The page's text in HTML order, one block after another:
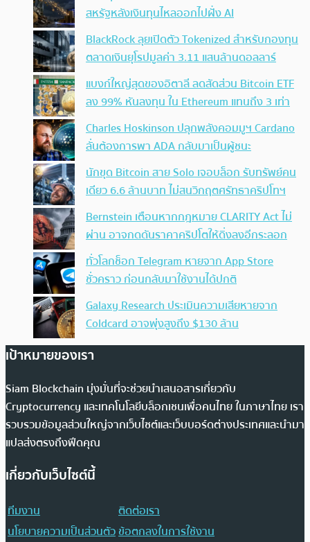
สหรัฐหลังเงินทุนไหลออกไปฝั่ง AI
BlackRock ลุยเปิดตัว Tokenized สำหรับกองทุน
ตลาดเงินยุโรปมูลค่า 3.11 แสนล้านดอลลาร์
แบงก์ใหญ่สุดของอิตาลี ลดสัดส่วน Bitcoin ETF
ลง 99% หันลงทุน ใน Ethereum แทนถึง 3 เท่า
Charles Hoskinson ปลุกพลังคอมมูฯ Cardano
ลั่นต้องการพา ADA กลับมาเป็นผู้ชนะ
นักขุด Bitcoin สาย Solo เจอบล็อก รับทรัพย์คน
เดียว 6.6 ล้านบาท ไม่สนวิกฤตศรัทธาคริปโทฯ
Bernstein เตือนหากกฎหมาย CLARITY Act ไม่
ผ่าน อาจกดดันราคาคริปโตให้ดิ่งลงอีกระลอก
ทั่วโลกช็อก Telegram หายจาก App Store
ชั่วคราว ก่อนกลับมาใช้งานได้ปกติ
Galaxy Research ประเมินความเสียหายจาก
Coldcard อาจพุ่งสูงถึง $130 ล้าน
เป้าหมายของเรา
Siam Blockchain มุ่งมั่นที่จะช่วยนำเสนอสารเกี่ยวกับ
Cryptocurrency และเทคโนโลยีบล็อกเชนเพื่อคนไทย ในภาษาไทย เรา
รวบรวมข้อมูลส่วนใหญ่จากเว็บไซต์และเว็บบอร์ดต่างประเทศและนำมา
แปลส่งตรงถึงฟีดคุณ
เกี่ยวกับเว็บไซต์นี้
ทีมงาน
ติดต่อเรา
นโยบายความเป็นส่วนตัวข้อตกลงในการใช้งาน